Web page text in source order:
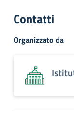
Contatti
Organizzato da